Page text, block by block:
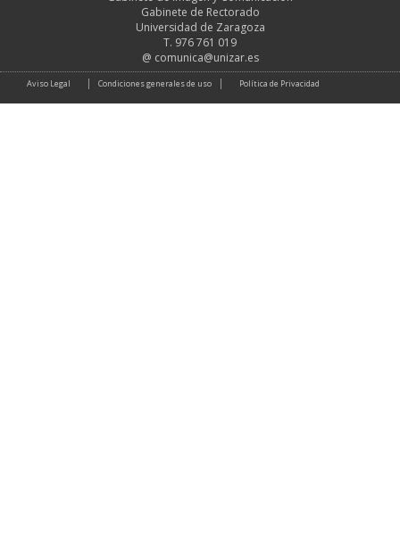
Gabinete de Rectorado
Universidad de Zaragoza
T. 976 761 019
@ comunica@unizar.es
Aviso Legal Condiciones generales de uso Política de Privacidad